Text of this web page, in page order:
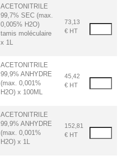
ACETONITRILE
99,7% SEC (max.
0,005% H2O)
tamis moléculaire
x 1L
73,13
€ HT
ACETONITRILE
99,9% ANHYDRE
(max. 0,001%
H2O) x 100ML
45,42
€ HT
ACETONITRILE
99,9% ANHYDRE
(max. 0,001%
H2O) x 1L
152,81
€ HT